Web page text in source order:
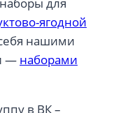
ягодной
нашими
— наборами
в ВК –